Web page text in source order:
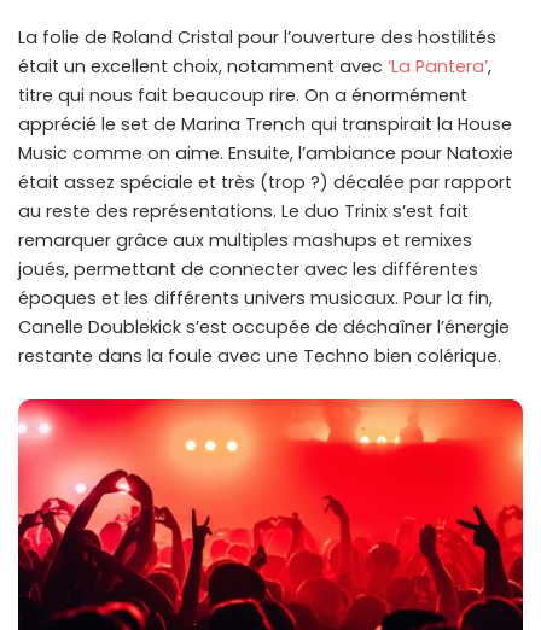
La folie de Roland Cristal pour l’ouverture des hostilités
était un excellent choix, notamment avec ‘La Pantera’,
titre qui nous fait beaucoup rire. On a énormément
apprécié le set de Marina Trench qui transpirait la House
Music comme on aime. Ensuite, l’ambiance pour Natoxie
était assez spéciale et très (trop ?) décalée par rapport
au reste des représentations. Le duo Trinix s’est fait
remarquer grâce aux multiples mashups et remixes
joués, permettant de connecter avec les différentes
époques et les différents univers musicaux. Pour la fin,
Canelle Doublekick s’est occupée de déchaîner l’énergie
restante dans la foule avec une Techno bien colérique.